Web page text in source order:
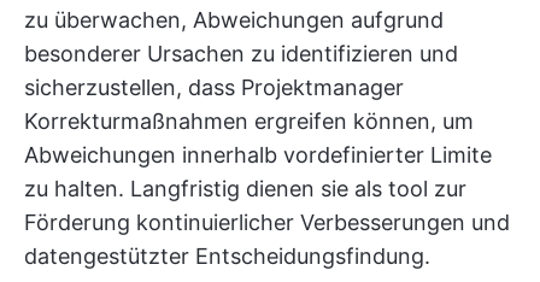
zu überwachen, Abweichungen aufgrund
besonderer Ursachen zu identifizieren und
sicherzustellen, dass Projektmanager
Korrekturmaßnahmen ergreifen können, um
Abweichungen innerhalb vordefinierter Limite
zu halten. Langfristig dienen sie als tool zur
Förderung kontinuierlicher Verbesserungen und
datengestützter Entscheidungsfindung.